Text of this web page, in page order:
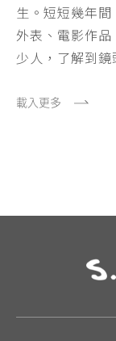
載入更多
生。短短幾年
外表、電影作
少人，了解到